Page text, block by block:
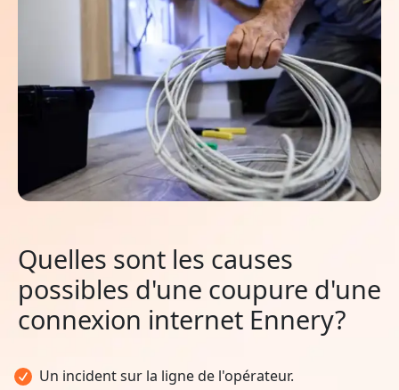
Quelles sont les causes
possibles d'une coupure d'une
connexion internet Ennery?
Un incident sur la ligne de l'opérateur.